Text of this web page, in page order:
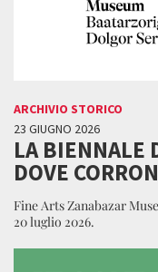
ARCHIVIO STORICO
23 GIUGNO 2026
LA BIENNALE
DOVE
Fine Arts Zanabazar
20 luglio 2026.